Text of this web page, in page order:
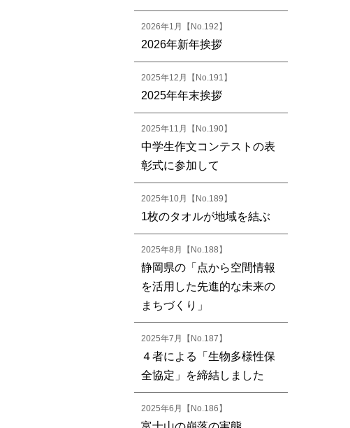
2026年1月【No.192】
2026年新年挨拶
2025年12月【No.191】
2025年年末挨拶
2025年11月【No.190】
中学生作文コンテストの表
彰式に参加して
2025年10月【No.189】
1枚のタオルが地域を結ぶ
2025年8月【No.188】
静岡県の「点から空間情報
を活用した先進的な未来の
まちづくり」
2025年7月【No.187】
４者による「生物多様性保
全協定」を締結しました
2025年6月【No.186】